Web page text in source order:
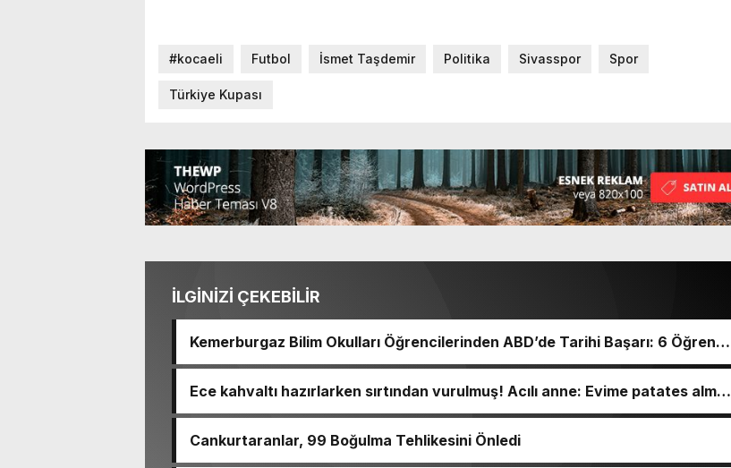
#kocaeli Futbol İsmet Taşdemir Politika Sivasspor Spor
Türkiye Kupası
İLGİNİZİ ÇEKEBİLİR
Kemerburgaz Bilim Okulları Öğrencilerinden ABD’de Tarihi Başarı: 6 Öğrenci
14 Madalya Kazandı
Ece kahvaltı hazırlarken sırtından vurulmuş! Acılı anne: Evime patates almak
haram
Cankurtaranlar, 99 Boğulma Tehlikesini Önledi